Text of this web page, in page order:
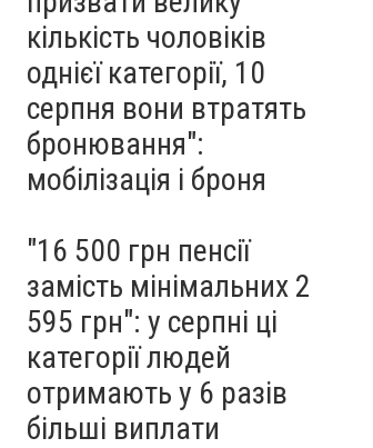
кількість чоловіків
однієї категорії, 10
серпня вони втратять
бронювання":
мобілізація і броня
"16 500 грн пенсії
замість мінімальних 2
595 грн": у серпні ці
категорії людей
отримають у 6 разів
більші виплати